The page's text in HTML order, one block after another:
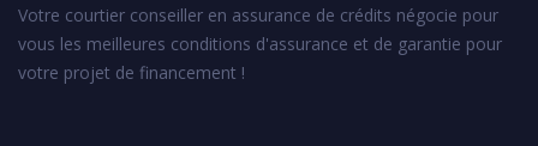
Votre courtier conseiller en assurance de crédits négocie pour
vous les meilleures conditions d'assurance et de garantie pour
votre projet de financement !